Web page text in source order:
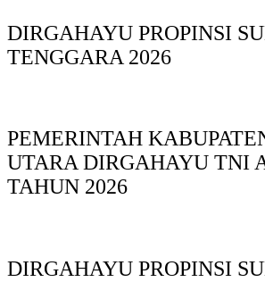
DIRGAHAYU PROPINSI
TENGGARA 2026
PEMERINTAH
UTARA DIRGAHAYU TNI
TAHUN 2026
DIRGAHAYU PROPINSI